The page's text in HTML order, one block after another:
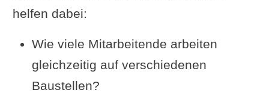
helfen dabei:
Wie viele Mitarbeitende arbeiten
gleichzeitig auf verschiedenen
Baustellen?